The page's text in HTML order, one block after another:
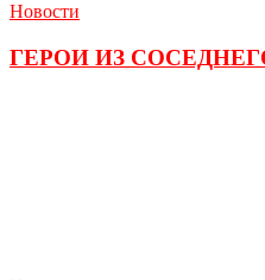
Новости
ГЕРОИ ИЗ